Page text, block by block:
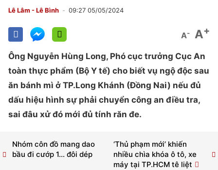
Lê Lâm - Lê Bình 09:27 05/05/2024
A- A+
Ông Nguyễn Hùng Long, Phó cục trưởng Cục An
toàn thực phẩm (Bộ Y tế) cho biết vụ ngộ độc sau
ăn bánh mì ở TP.Long Khánh (Đồng Nai) nếu đủ
dấu hiệu hình sự phải chuyển công an điều tra,
sai đâu xử đó mới đủ tính răn đe.
‘Thủ phạm mới’ khiến
nhiều chìa khóa ô tô, xe
máy tại TP.HCM tê liệt
Nhóm côn đồ mang dao
bầu đi cướp 1… đôi dép